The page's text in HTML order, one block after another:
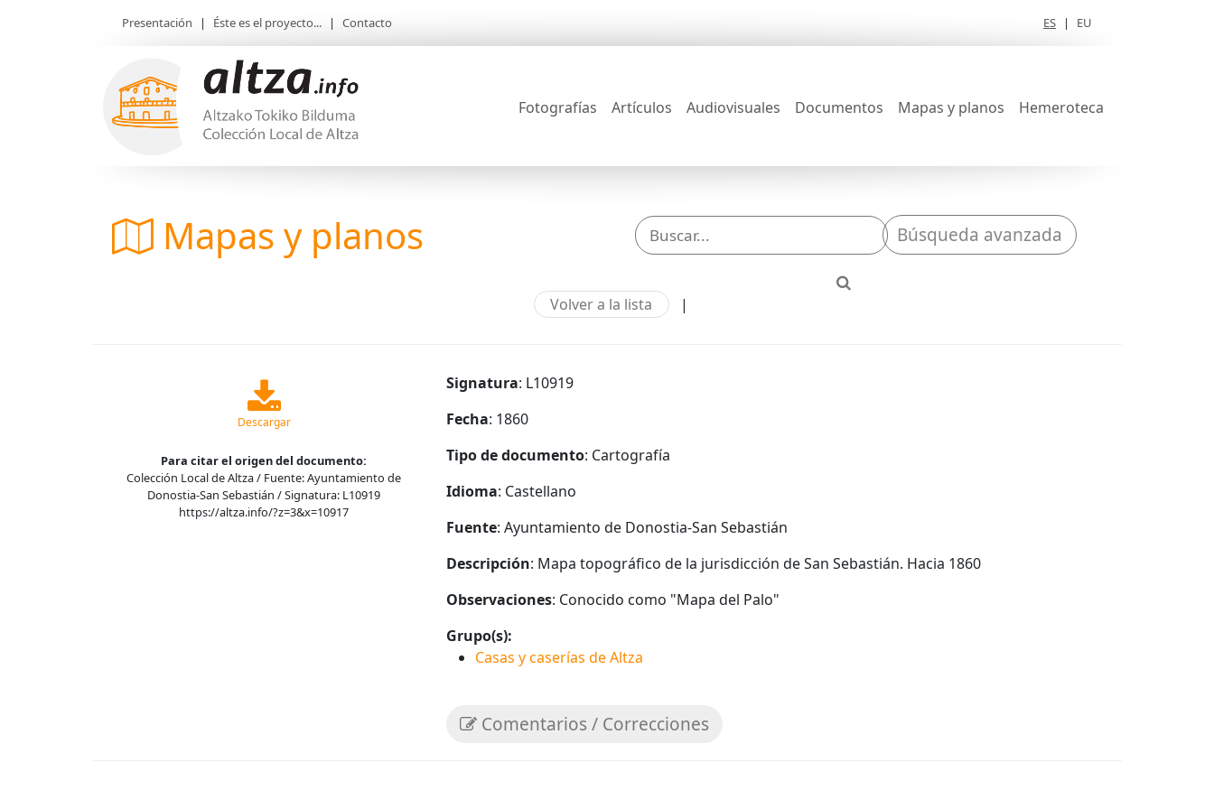
Presentación | Éste es el proyecto... | Contacto ES | EU
Fotografías Artículos Audiovisuales Documentos Mapas y planos Hemeroteca
Mapas y planos Búsqueda avanzada
Volver a la lista |
Descargar
Para citar el origen del documento:
Colección Local de Altza / Fuente: Ayuntamiento de
Donostia-San Sebastián / Signatura: L10919
https://altza.info/?z=3&x=10917
Signatura: L10919
Fecha: 1860
Tipo de documento: Cartografía
Idioma: Castellano
Fuente: Ayuntamiento de Donostia-San Sebastián
Descripción: Mapa topográfico de la jurisdicción de San Sebastián. Hacia 1860
Observaciones: Conocido como "Mapa del Palo"
Grupo(s):
Casas y caserías de Altza
Comentarios / Correcciones